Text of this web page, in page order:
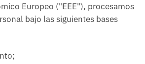
Europeo ("EEE"), procesamos
bajo las siguientes bases